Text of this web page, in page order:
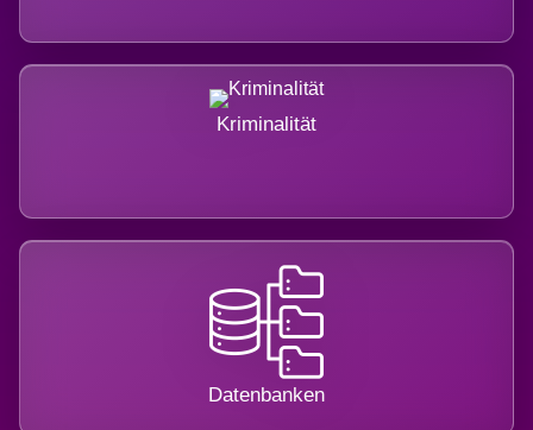
Kriminalität
Datenbanken